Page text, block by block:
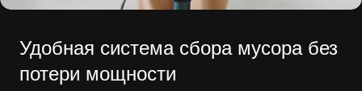
Удобная система сбора мусора без
потери мощности